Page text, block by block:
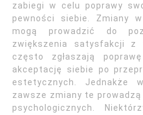
zabiegi w celu poprawy
pewności siebie. Zmiany
mogą prowadzić do
zwiększenia satysfakcji z
często zgłaszają
akceptację siebie po
estetycznych. Jednakże
zawsze zmiany te
psychologicznych.